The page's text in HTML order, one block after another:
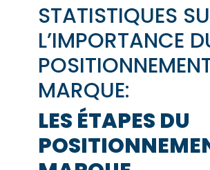
STATISTIQUES
L’IMPORTANCE
MARQUE:
LES ÉTAPES DU